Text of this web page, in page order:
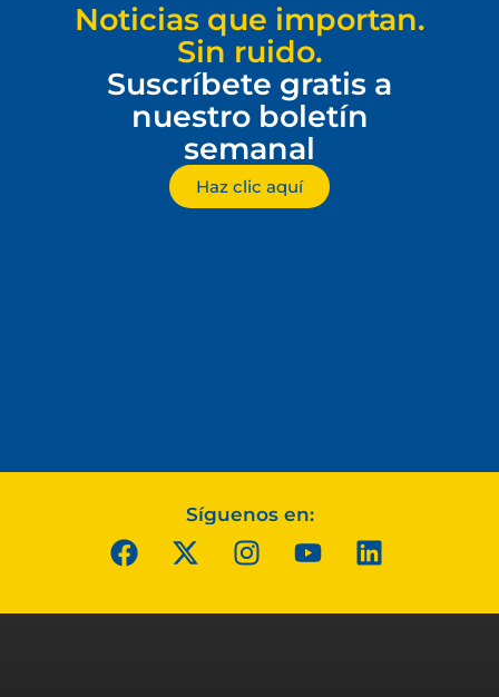
Noticias que importan.
Sin ruido.
Suscríbete gratis a
nuestro boletín
semanal
Haz clic aquí
Síguenos en: